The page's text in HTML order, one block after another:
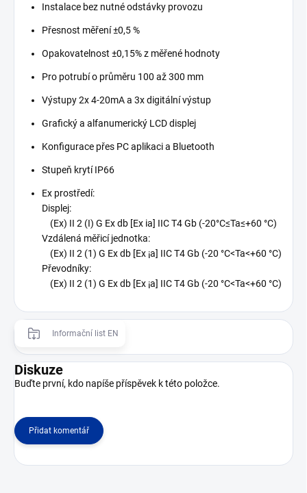
Instalace bez nutné odstávky provozu
Přesnost měření ±0,5 %
Opakovatelnost ±0,15% z měřené hodnoty
Pro potrubí o průměru 100 až 300 mm
Výstupy 2x 4-20mA a 3x digitální výstup
Grafický a alfanumerický LCD displej
Konfigurace přes PC aplikaci a Bluetooth
Stupeň krytí IP66
Ex prostředí:
Displej:
(Ex) II 2 (I) G Ex db [Ex ia] IIC T4 Gb (-20°C≤Ta≤+60 °C)
Vzdálená měřicí jednotka:
(Ex) II 2 (1) G Ex db [Ex ¡a] IIC T4 Gb (-20 °C<Ta<+60 °C)
Převodníky:
(Ex) II 2 (1) G Ex db [Ex ¡a] IIC T4 Gb (-20 °C<Ta<+60 °C)
Informační list EN
Diskuze
Buďte první, kdo napíše příspěvek k této položce.
Přidat komentář